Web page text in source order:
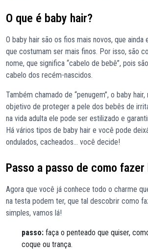
O que é baby hair?
O baby hair são os fios mais novos, que
que costumam ser mais finos. Por isso, são
nome, que significa “cabelo de bebê”, pois
cabelo dos recém-nascidos.
Também chamado de “penugem”, o baby
objetivo de proteger a pele dos bebês de
na vida adulta ele pode ser estilizado e
Há vários tipos de baby hair e você pode
ondulados, cacheados… você decide!
Passo a passo de como fazer
Agora que você já conhece todo o charme
na testa podem ter, que tal descobrir como
simples, vamos lá!
passo: faça o penteado que quiser,
coque ou trança.